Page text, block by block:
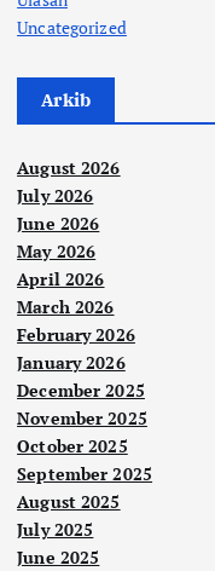
Uncategorized
Arkib
August 2026
July 2026
June 2026
May 2026
April 2026
March 2026
February 2026
January 2026
December 2025
November 2025
October 2025
September 2025
August 2025
July 2025
June 2025